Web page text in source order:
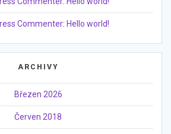
Commenter: Hello world!
ARCHIVY
Březen 2026
Červen 2018